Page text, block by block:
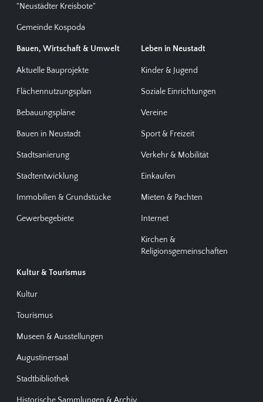
"Neustädter Kreisbote"
Gemeinde Kospoda
Bauen, Wirtschaft & Umwelt
Aktuelle Bauprojekte
Flächennutzungsplan
Bebauungspläne
Bauen in Neustadt
Stadtsanierung
Stadtentwicklung
Immobilien & Grundstücke
Gewerbegebiete
Leben in Neustadt
Kinder & Jugend
Soziale Einrichtungen
Vereine
Sport & Freizeit
Verkehr & Mobilität
Einkaufen
Mieten & Pachten
Internet
Kirchen &
Religionsgemeinschaften
Kultur & Tourismus
Kultur
Tourismus
Museen & Ausstellungen
Augustinersaal
Stadtbibliothek
Historische Sammlungen & Archiv